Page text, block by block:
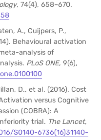
, 74(4), 658–670.
A., Cuijpers, P.,
Behavioural activation
analysis of
PLoS ONE, 9(6),
D., et al. (2016). Cost
versus Cognitive
(COBRA): A
trial. The Lancet,
S0140-6736(16)31140-